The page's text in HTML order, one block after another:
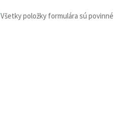
Všetky položky formulára sú povinné